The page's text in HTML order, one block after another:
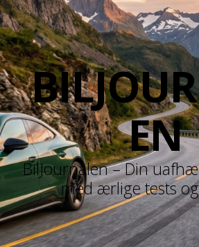
EN
BilJournalen – Din
med ærlige tests